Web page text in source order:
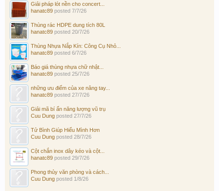
Giải pháp lót nền cho concert...
hanatc89 posted 7/7/26
Thùng rác HDPE dung tích 80L
hanatc89 posted 20/7/26
Thùng Nhựa Nắp Kín: Công Cụ Nhỏ...
hanatc89 posted 6/7/26
Báo giá thùng nhựa chữ nhật...
hanatc89 posted 25/7/26
những ưu điểm của xe nâng tay...
hanatc89 posted 27/7/26
Giải mã bí ẩn năng lượng vũ trụ
Cuu Dung posted 27/7/26
Tử Bình Giúp Hiểu Mình Hơn
Cuu Dung posted 28/7/26
Cột chắn inox dây kéo và cột...
hanatc89 posted 29/7/26
Phong thủy văn phòng và cách...
Cuu Dung posted 1/8/26